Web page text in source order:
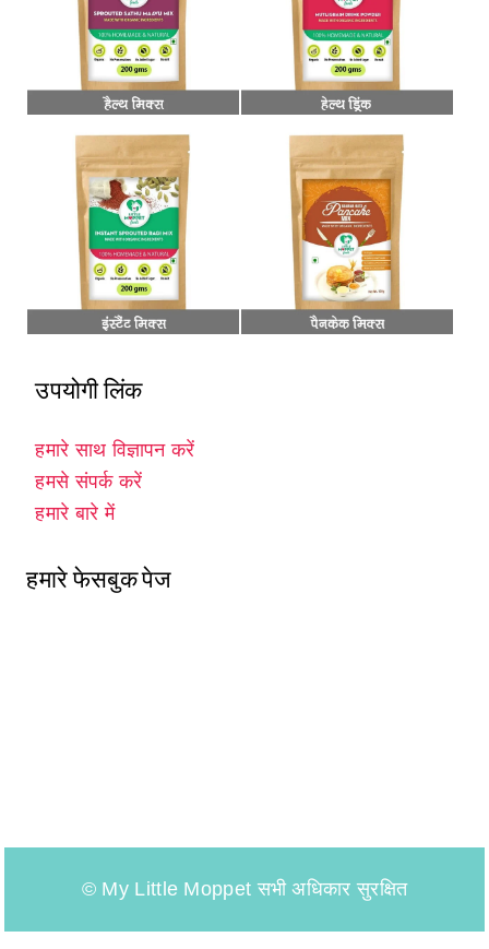
उपयोगी लिंक
हमारे साथ विज्ञापन करें
हमसे संपर्क करें
हमारे बारे में
हमारे फेसबुक पेज
© My Little Moppet सभी अधिकार सुरक्षित